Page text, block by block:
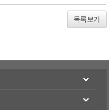
목록보기